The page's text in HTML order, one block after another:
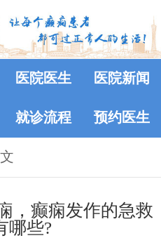
医院医生 医院新闻
就诊流程 预约医生
，癫痫发作的急救
哪些?